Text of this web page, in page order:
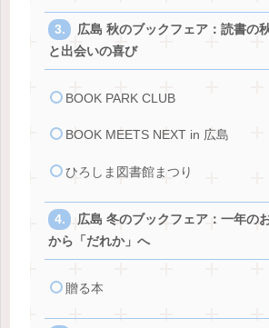
広島 秋のブックフェア：読書の
と出会いの喜び
BOOK PARK CLUB
BOOK MEETS NEXT in 広島
ひろしま図書館まつり
広島 冬のブックフェア：一年の
から「だれか」へ
贈る本